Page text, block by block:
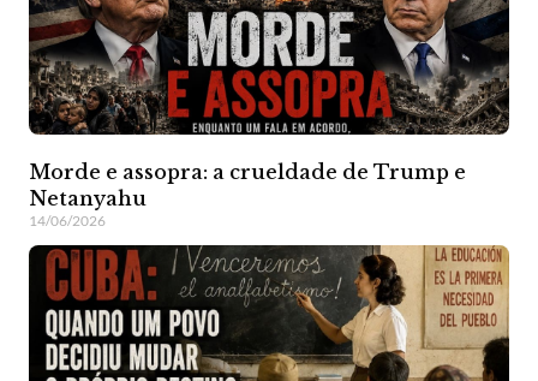
Morde e assopra: a crueldade de Trump e
Netanyahu
14/06/2026